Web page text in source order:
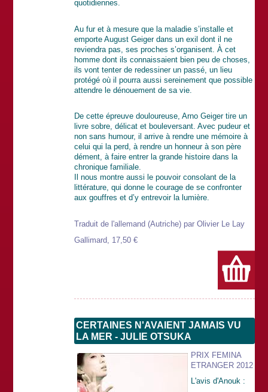
quotidiennes.
Au fur et à mesure que la maladie s’installe et
emporte August Geiger dans un exil dont il ne
reviendra pas, ses proches s’organisent. À cet
homme dont ils connaissaient bien peu de choses,
ils vont tenter de redessiner un passé, un lieu
protégé où il pourra aussi sereinement que possible
attendre le dénouement de sa vie.
De cette épreuve douloureuse, Arno Geiger tire un
livre sobre, délicat et bouleversant. Avec pudeur et
non sans humour, il arrive à rendre une mémoire à
celui qui la perd, à rendre un honneur à son père
dément, à faire entrer la grande histoire dans la
chronique familiale.
Il nous montre aussi le pouvoir consolant de la
littérature, qui donne le courage de se confronter
aux gouffres et d’y entrevoir la lumière.
Traduit de l'allemand (Autriche) par Olivier Le Lay
Gallimard, 17,50 €
CERTAINES N'AVAIENT JAMAIS VU
LA MER - JULIE OTSUKA
PRIX FEMINA
ETRANGER 2012
L'avis d'Anouk :